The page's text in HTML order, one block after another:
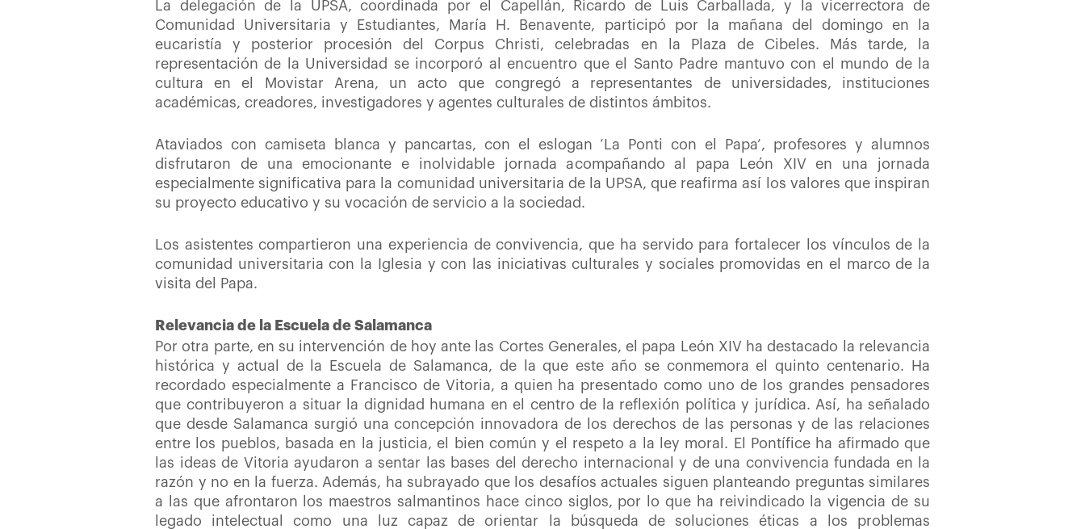
La delegación de la UPSA, coordinada por el Capellán, Ricardo de Luis Carballada, y la vicerrectora de
Comunidad Universitaria y Estudiantes, María H. Benavente, participó por la mañana del domingo en la
eucaristía y posterior procesión del Corpus Christi, celebradas en la Plaza de Cibeles. Más tarde, la
representación de la Universidad se incorporó al encuentro que el Santo Padre mantuvo con el mundo de la
cultura en el Movistar Arena, un acto que congregó a representantes de universidades, instituciones
académicas, creadores, investigadores y agentes culturales de distintos ámbitos.
Ataviados con camiseta blanca y pancartas, con el eslogan ‘La Ponti con el Papa’, profesores y alumnos
disfrutaron de una emocionante e inolvidable jornada acompañando al papa León XIV en una jornada
especialmente significativa para la comunidad universitaria de la UPSA, que reafirma así los valores que inspiran
su proyecto educativo y su vocación de servicio a la sociedad.
Los asistentes compartieron una experiencia de convivencia, que ha servido para fortalecer los vínculos de la
comunidad universitaria con la Iglesia y con las iniciativas culturales y sociales promovidas en el marco de la
visita del Papa.
Relevancia de la Escuela de Salamanca
Por otra parte, en su intervención de hoy ante las Cortes Generales, el papa León XIV ha destacado la relevancia
histórica y actual de la Escuela de Salamanca, de la que este año se conmemora el quinto centenario. Ha
recordado especialmente a Francisco de Vitoria, a quien ha presentado como uno de los grandes pensadores
que contribuyeron a situar la dignidad humana en el centro de la reflexión política y jurídica. Así, ha señalado
que desde Salamanca surgió una concepción innovadora de los derechos de las personas y de las relaciones
entre los pueblos, basada en la justicia, el bien común y el respeto a la ley moral. El Pontífice ha afirmado que
las ideas de Vitoria ayudaron a sentar las bases del derecho internacional y de una convivencia fundada en la
razón y no en la fuerza. Además, ha subrayado que los desafíos actuales siguen planteando preguntas similares
a las que afrontaron los maestros salmantinos hace cinco siglos, por lo que ha reivindicado la vigencia de su
legado intelectual como una luz capaz de orientar la búsqueda de soluciones éticas a los problemas